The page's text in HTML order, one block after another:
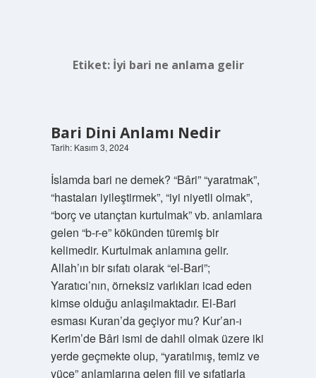
Etiket: İyi bari ne anlama gelir
Bari Dini Anlamı Nedir
Tarih: Kasım 3, 2024
İslamda bari ne demek? “Bâri” “yaratmak”,
“hastaları iyileştirmek”, “iyi niyetli olmak”,
“borç ve utançtan kurtulmak” vb. anlamlara
gelen “b-r-e” kökünden türemiş bir
kelimedir. Kurtulmak anlamına gelir.
Allah’ın bir sıfatı olarak “el-Bari”;
Yaratıcı’nın, örneksiz varlıkları icad eden
kimse olduğu anlaşılmaktadır. El-Bari
esması Kuran’da geçiyor mu? Kur’an-ı
Kerim’de Bâri ismi de dahil olmak üzere iki
yerde geçmekte olup, “yaratılmış, temiz ve
yüce” anlamlarına gelen fiil ve sıfatlarla